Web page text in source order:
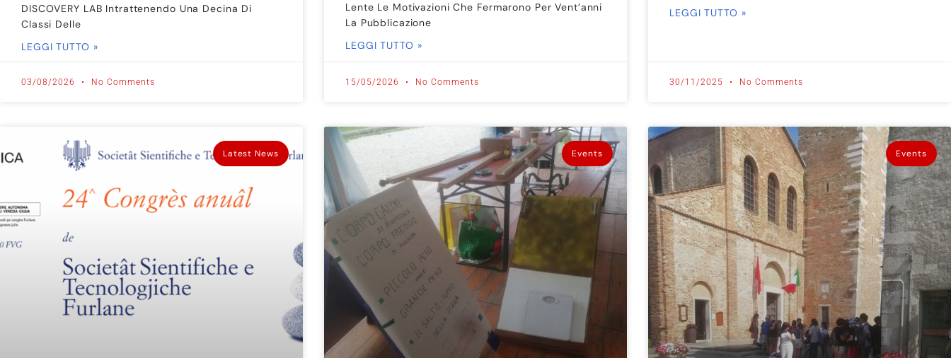
DISCOVERY LAB Intrattenendo Una Decina Di
Classi Delle
LEGGI TUTTO »
03/08/2026 No Comments
Lente Le Motivazioni Che Fermarono Per Vent’anni
La Pubblicazione
LEGGI TUTTO »
15/05/2026 No Comments
LEGGI TUTTO »
30/11/2025 No Comments
Latest News Events Events